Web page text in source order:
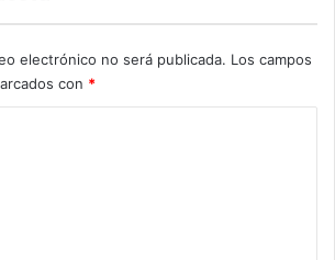
electrónico no será publicada. Los campos
con *